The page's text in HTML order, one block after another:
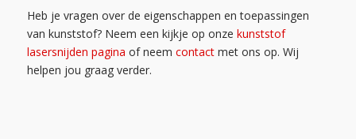
Heb je vragen over de eigenschappen en toepassingen
van kunststof? Neem een kijkje op onze kunststof
lasersnijden pagina of neem contactmet ons op. Wij
helpen jou graag verder.